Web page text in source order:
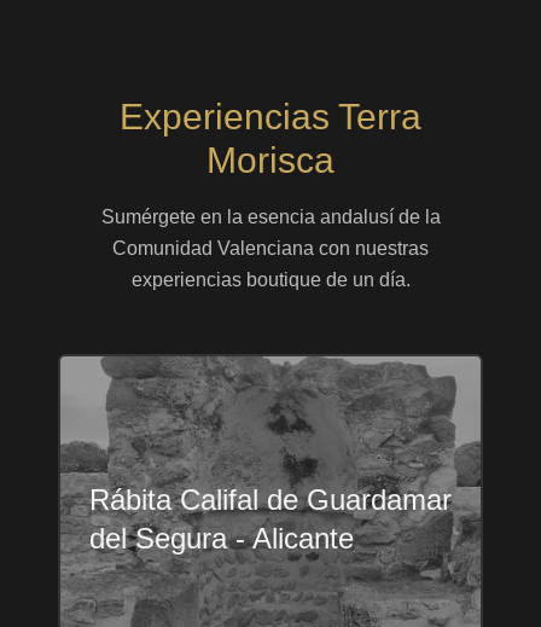
Experiencias Terra
Morisca
Sumérgete en la esencia andalusí de la
Comunidad Valenciana con nuestras
experiencias boutique de un día.
Rábita Califal de Guardamar
del Segura - Alicante